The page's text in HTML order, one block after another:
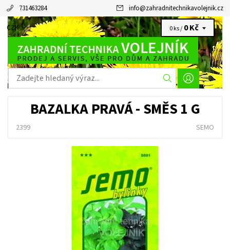
731463284 info@zahradnitechnikavolejnik.cz
CZK 0 ks / 0 Kč
BAZALKA PRAVÁ - SMĚS 1 G
2399 SEMO